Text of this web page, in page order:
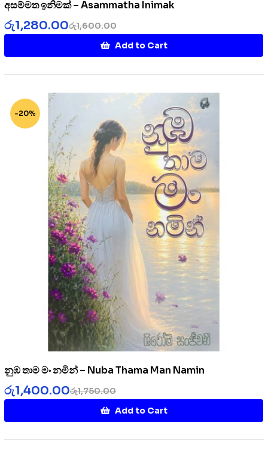
අසම්මත ඉනිමක් – Asammatha Inimak
රු1,600.00
රු1,280.00
Add to Cart
-20%
නුඹ තාම මං නමින් – Nuba Thama Man Namin
රු1,750.00
රු1,400.00
Add to Cart